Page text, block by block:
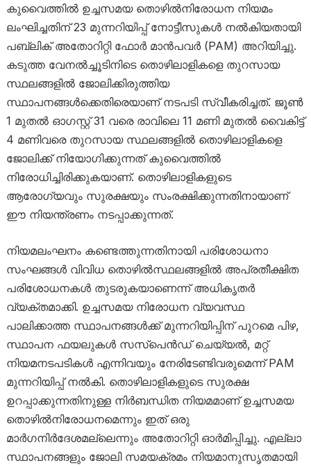
കുവൈത്തിൽ ഉച്ചസമയ തൊഴിൽനിരോധന നിയമം
ലംഘിച്ചതിന് 23 മുന്നറിയിപ്പ് നോട്ടീസുകൾ നൽകിയതായി
പബ്ലിക് അതോറിറ്റി ഫോർ മാൻപവർ (PAM) അറിയിച്ചു.
കടുത്ത വേനൽച്ചൂടിനിടെ തൊഴിലാളികളെ തുറസായ
സ്ഥലങ്ങളിൽ ജോലിക്കിരുത്തിയ
സ്ഥാപനങ്ങൾക്കെതിരെയാണ് നടപടി സ്വീകരിച്ചത്. ജൂൺ
1 മുതൽ ഓഗസ്റ്റ് 31 വരെ രാവിലെ 11 മണി മുതൽ വൈകിട്ട്
4 മണിവരെ തുറസായ സ്ഥലങ്ങളിൽ തൊഴിലാളികളെ
ജോലിക്ക് നിയോഗിക്കുന്നത് കുവൈത്തിൽ
നിരോധിച്ചിരിക്കുകയാണ്. തൊഴിലാളികളുടെ
ആരോഗ്യവും സുരക്ഷയും സംരക്ഷിക്കുന്നതിനായാണ്
ഈ നിയന്ത്രണം നടപ്പാക്കുന്നത്.
നിയമലംഘനം കണ്ടെത്തുന്നതിനായി പരിശോധനാ
സംഘങ്ങൾ വിവിധ തൊഴിൽസ്ഥലങ്ങളിൽ അപ്രതീക്ഷിത
പരിശോധനകൾ തുടരുകയാണെന്ന് അധികൃതർ
വ്യക്തമാക്കി. ഉച്ചസമയ നിരോധന വ്യവസ്ഥ
പാലിക്കാത്ത സ്ഥാപനങ്ങൾക്ക് മുന്നറിയിപ്പിന് പുറമെ പിഴ,
സ്ഥാപന ഫയലുകൾ സസ്‌പെൻഡ് ചെയ്യൽ, മറ്റ്
നിയമനടപടികൾ എന്നിവയും നേരിടേണ്ടിവരുമെന്ന് PAM
മുന്നറിയിപ്പ് നൽകി. തൊഴിലാളികളുടെ സുരക്ഷ
ഉറപ്പാക്കുന്നതിനുള്ള നിർബന്ധിത നിയമമാണ് ഉച്ചസമയ
തൊഴിൽനിരോധനമെന്നും ഇത് ഒരു
മാർഗനിർദേശമല്ലെന്നും അതോറിറ്റി ഓർമിപ്പിച്ചു. എല്ലാ
സ്ഥാപനങ്ങളും ജോലി സമയക്രമം നിയമാനുസൃതമായി